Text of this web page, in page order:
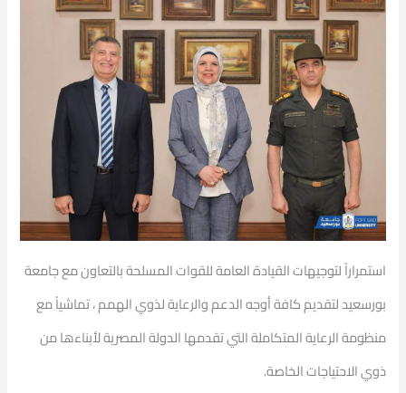
استمراراً لتوجيهات القيادة العامة للقوات المسلحة بالتعاون مع جامعة
بورسعيد لتقديم كافة أوجه الدعم والرعاية لذوي الهمم ، تماشياً مع
منظومة الرعاية المتكاملة التي تقدمها الدولة المصرية لأبناءها من
ذوي الاحتياجات الخاصة.